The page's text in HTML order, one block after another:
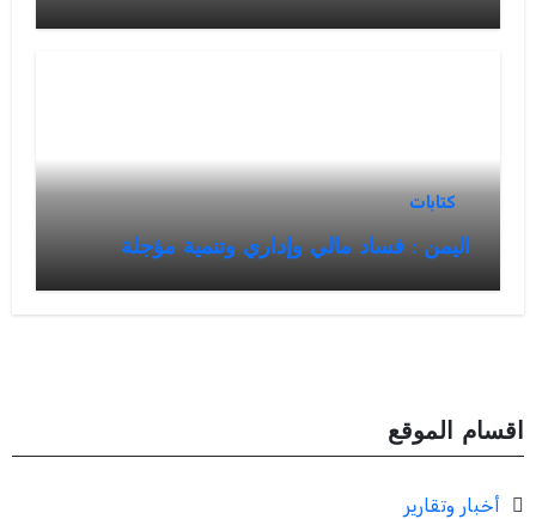
كتابات
اليمن : فساد مالي وإداري وتنمية مؤجلة
اقسام الموقع
أخبار وتقارير